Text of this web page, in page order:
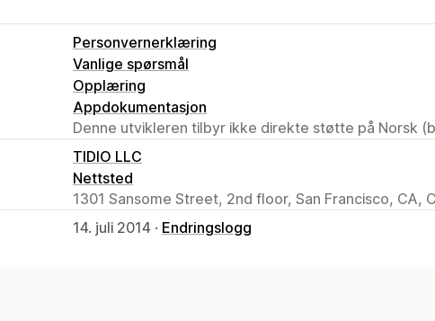
Personvernerklæring
Vanlige spørsmål
Opplæring
Appdokumentasjon
Denne utvikleren tilbyr ikke direkte støtte på Norsk
TIDIO LLC
Nettsted
1301 Sansome Street, 2nd floor, San Francisco, CA,
14. juli 2014 · Endringslogg